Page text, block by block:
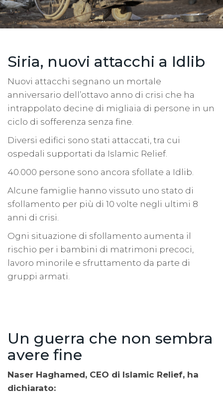
Siria, nuovi attacchi a Idlib
Nuovi attacchi segnano un mortale
anniversario dell’ottavo anno di crisi che ha
intrappolato decine di migliaia di persone in un
ciclo di sofferenza senza fine.
Diversi edifici sono stati attaccati, tra cui
ospedali supportati da Islamic Relief.
40.000 persone sono ancora sfollate a Idlib.
Alcune famiglie hanno vissuto uno stato di
sfollamento per più di 10 volte negli ultimi 8
anni di crisi.
Ogni situazione di sfollamento aumenta il
rischio per i bambini di matrimoni precoci,
lavoro minorile e sfruttamento da parte di
gruppi armati.
Un guerra che non sembra
avere fine
Naser Haghamed, CEO di Islamic Relief, ha
dichiarato: